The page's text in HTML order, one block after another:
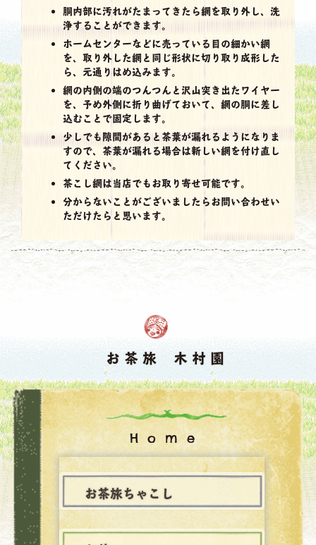
胴内部に汚れがたまってきたら網を取り外し、洗
浄することができます。
ホームセンターなどに売っている目の細かい網
を、取り外した網と同じ形状に切り取り成形した
ら、元通りはめ込みます。
網の内側の端のつんつんと沢山突き出たワイヤー
を、予め外側に折り曲げておいて、網の胴に差し
込むことで固定します。
少しでも隙間があると茶葉が漏れるようになりま
すので、茶葉が漏れる場合は新しい網を付け直し
てください。
茶こし網は当店でもお取り寄せ可能です。
分からないことがございましたらお問い合わせい
ただけたらと思います。
お茶旅 木村園
Home
お茶旅ちゃこし